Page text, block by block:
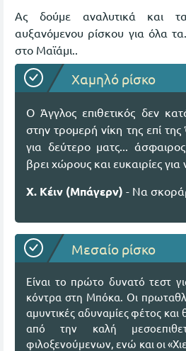
Ας δούμε αναλυτικά και
αυξανόμενου ρίσκου για όλα
στο Μαϊάμι..
Χαμηλό ρίσκο
Ο Άγγλος επιθετικός δεν
στην τρομερή νίκη της επί
για δεύτερο ματς...
βρει χώρους και ευκαιρίες για
Χ. Κέιν (Μπάγερν) - Να
Μεσαίο ρίσκο
Είναι το πρώτο δυνατό τεστ
κόντρα στη Μπόκα. Οι
αμυντικές αδυναμίες φέτος
από την καλή
φιλοξενούμενων, ενώ και οι